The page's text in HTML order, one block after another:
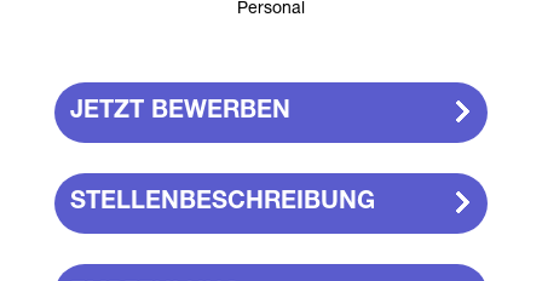
Personal
JETZT BEWERBEN
STELLENBESCHREIBUNG